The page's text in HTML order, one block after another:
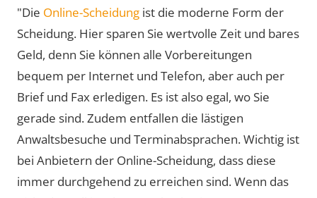
"Die Online-Scheidung ist die moderne Form der
Scheidung. Hier sparen Sie wertvolle Zeit und bares
Geld, denn Sie können alle Vorbereitungen
bequem per Internet und Telefon, aber auch per
Brief und Fax erledigen. Es ist also egal, wo Sie
gerade sind. Zudem entfallen die lästigen
Anwaltsbesuche und Terminabsprachen. Wichtig ist
bei Anbietern der Online-Scheidung, dass diese
immer durchgehend zu erreichen sind. Wenn das